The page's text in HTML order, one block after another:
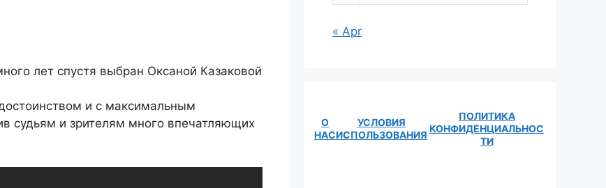
лет спустя выбран Оксаной Казаковой
и с максимальным
судьям и зрителям много впечатляющих
« Apr
О
НАС
УСЛОВИЯ
ИСПОЛЬЗОВАНИЯ
ПОЛИТИКА
КОНФИДЕНЦИАЛЬНОС
ТИ